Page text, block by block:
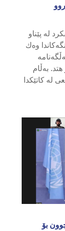
لە پێناو
وەك
بەڵام
لە كاتێكدا
بۆ